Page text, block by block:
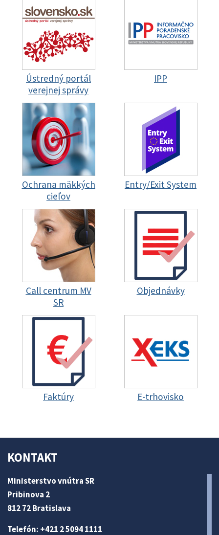
Ústredný portál
verejnej správy
IPP
Ochrana mäkkých
cieľov
Entry/Exit System
Call centrum MV
SR
Objednávky
Faktúry E-trhovisko
KONTAKT
Ministerstvo vnútra SR
Pribinova 2
812 72 Bratislava
Telefón: +421 2 5094 1111